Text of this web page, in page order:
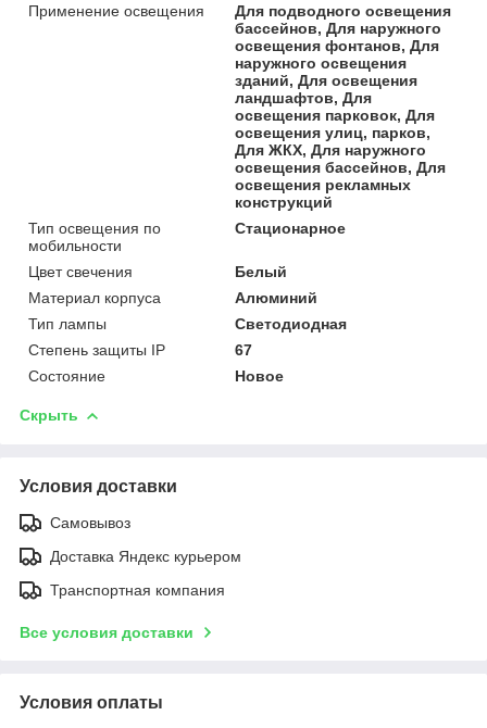
Применение освещения
Для подводного освещения
бассейнов, Для наружного
освещения фонтанов, Для
наружного освещения
зданий, Для освещения
ландшафтов, Для
освещения парковок, Для
освещения улиц, парков,
Для ЖКХ, Для наружного
освещения бассейнов, Для
освещения рекламных
конструкций
Тип освещения по
мобильности
Стационарное
Цвет свечения
Белый
Материал корпуса
Алюминий
Тип лампы
Светодиодная
Степень защиты IP
67
Состояние
Новое
Скрыть
Условия доставки
Самовывоз
Доставка Яндекс курьером
Транспортная компания
Все условия доставки
Условия оплаты